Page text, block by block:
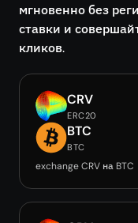
мгновенно без
ставки и
кликов.
CRV
ERC20
BTC
BTC
exchange CRV на